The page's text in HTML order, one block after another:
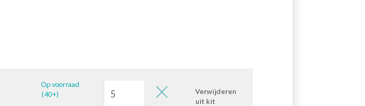
Op voorraad
(40+)
Verwijderen
uit kit